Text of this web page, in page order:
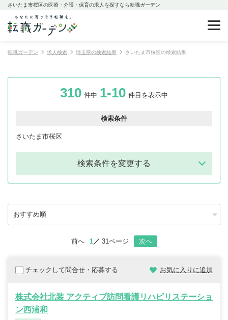
さいたま市桜区の医療・介護・保育の求人を探すなら転職ガーデン
転職ガーデン 求人検索 埼玉県の検索結果 さいたま市桜区の検索結果
310 件中 1-10 件目を表示中
検索条件
さいたま市桜区
検索条件を変更する
前へ 1 31ページ 次へ
チェックして問合せ・応募する お気に入りに追加
株式会社北装 アクティブ訪問看護リハビリステーショ
ン西浦和